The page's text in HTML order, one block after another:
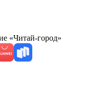
«Читай-город»